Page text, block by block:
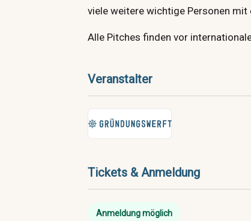
viele weitere wichtige Personen mit
Alle Pitches finden vor
Veranstalter
Tickets & Anmeldung
Anmeldung möglich